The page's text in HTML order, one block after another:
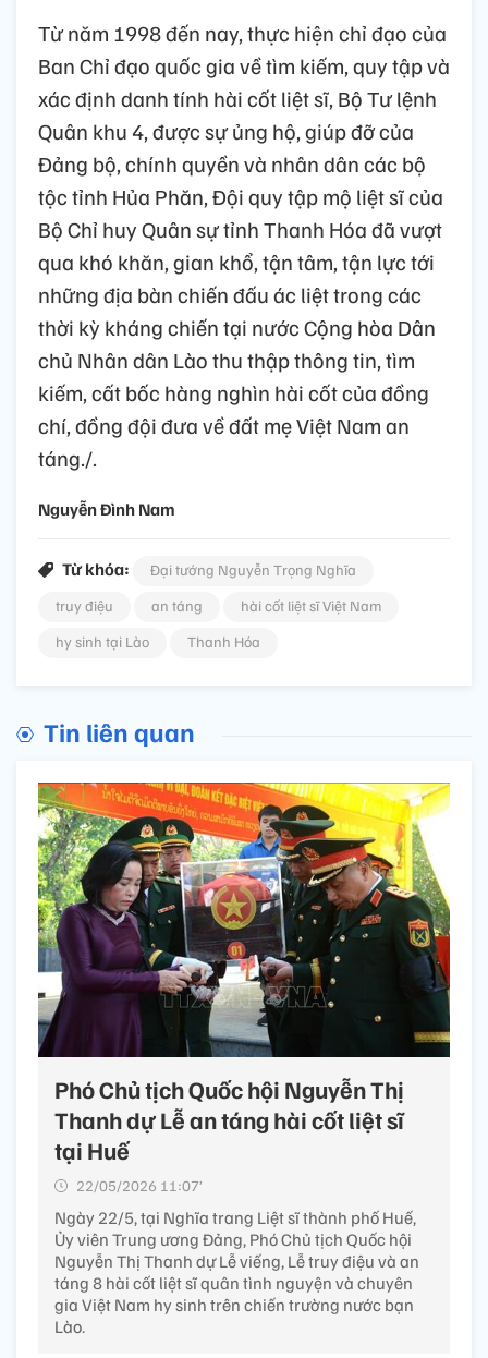
Từ năm 1998 đến nay, thực hiện chỉ đạo của
Ban Chỉ đạo quốc gia về tìm kiếm, quy tập và
xác định danh tính hài cốt liệt sĩ, Bộ Tư lệnh
Quân khu 4, được sự ủng hộ, giúp đỡ của
Đảng bộ, chính quyền và nhân dân các bộ
tộc tỉnh Hủa Phăn, Đội quy tập mộ liệt sĩ của
Bộ Chỉ huy Quân sự tỉnh Thanh Hóa đã vượt
qua khó khăn, gian khổ, tận tâm, tận lực tới
những địa bàn chiến đấu ác liệt trong các
thời kỳ kháng chiến tại nước Cộng hòa Dân
chủ Nhân dân Lào thu thập thông tin, tìm
kiếm, cất bốc hàng nghìn hài cốt của đồng
chí, đồng đội đưa về đất mẹ Việt Nam an
táng./.
Nguyễn Đình Nam
Từ khóa:
Đại tướng Nguyễn Trọng Nghĩa
truy điệu
an táng
hài cốt liệt sĩ Việt Nam
hy sinh tại Lào
Thanh Hóa
Tin liên quan
Phó Chủ tịch Quốc hội Nguyễn Thị
Thanh dự Lễ an táng hài cốt liệt sĩ
tại Huế
22/05/2026 11:07’
Ngày 22/5, tại Nghĩa trang Liệt sĩ thành phố Huế,
Ủy viên Trung ương Đảng, Phó Chủ tịch Quốc hội
Nguyễn Thị Thanh dự Lễ viếng, Lễ truy điệu và an
táng 8 hài cốt liệt sĩ quân tình nguyện và chuyên
gia Việt Nam hy sinh trên chiến trường nước bạn
Lào.